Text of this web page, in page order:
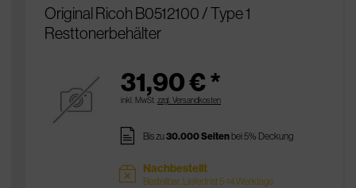
Original Ricoh B0512100 / Type 1
Resttonerbehälter
31,90 € *
inkl. MwSt. zzgl. Versandkosten
pages Bis zu30.000 Seitenbei 5% Deckung
sold Nachbestellt
Bestellbar, Lieferfrist 5-14 Werktage